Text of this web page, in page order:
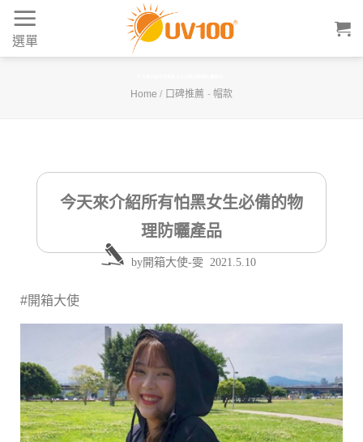
Skip
content
選單
Home / 口碑推薦 - 帽款
今天來介紹所有怕黑女生必備的物
理防曬產品
by開箱大使-雯 2021.5.10
#開箱大使